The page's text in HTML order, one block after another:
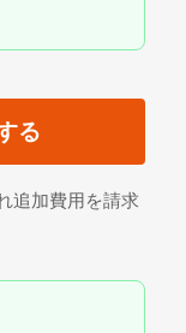
る
追加費用を請求